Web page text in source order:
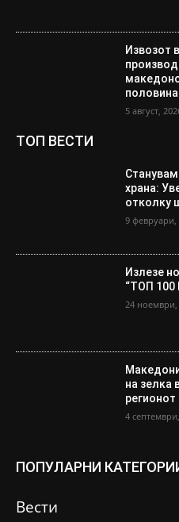
Извозот
5 август,
ТОП ВЕСТИ
храна:
отколку
9 февруари,
Излезе
“ТОП
24 ноември,
на зелка
регионот
4
ПОПУЛАРНИ
Вести